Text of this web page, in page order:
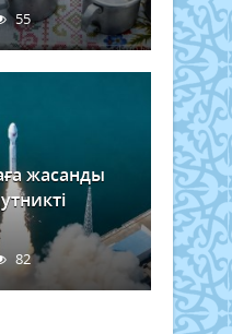
55
жасанды
82